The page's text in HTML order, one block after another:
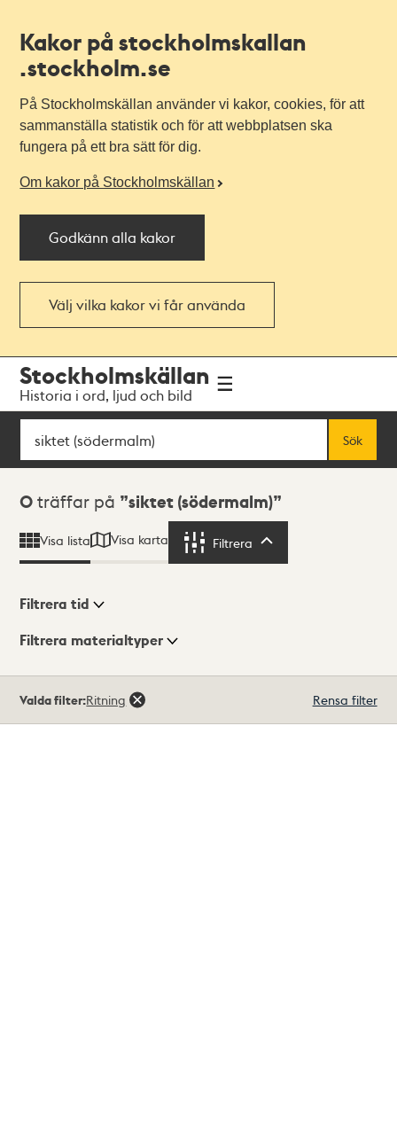
Kakor på stockholmskallan
.stockholm.se
På Stockholmskällan använder vi kakor, cookies, för att
sammanställa statistik och för att webbplatsen ska
fungera på ett bra sätt för dig.
Om kakor på Stockholmskällan
Godkänn alla kakor
Välj vilka kakor vi får använda
navigationen
huvudinnehållet
Stockholmskällan
Historia i ord, ljud och bild
Sök
Sök
Sökresultat
0 träffar på siktet (södermalm)
Visa lista Visa karta Filtrera
Visningsläge
Filtrera tid
Filtrera materialtyper
träffar
Valda filter:Ritning Rensa filter